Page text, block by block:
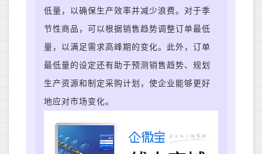
低量，以确保生产效率并减少浪费。对于季
节性商品，可以根据销售趋势调整订单最低
量，以满足需求高峰期的变化。此外，订单
最低量的设定还有助于预测销售趋势、规划
生产资源和制定采购计划，使企业能够更好
地应对市场变化。